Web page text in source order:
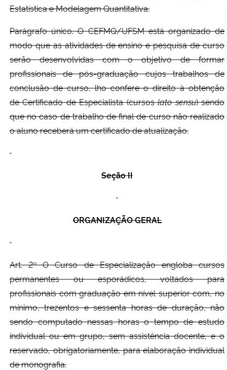
Estatística e Modelagem Quantitativa.
Parágrafo único. O CEFMQ/UFSM está organizado de
modo que as atividades de ensino e pesquisa de curso
serão desenvolvidas com o objetivo de formar
profissionais de pós-graduação cujos trabalhos de
conclusão de curso, lho confere o direito à obtenção
de Certificado de Especialista (cursoslatosensu) sendo
que no caso de trabalho de final de curso não realizado
o aluno receberá um certificado de atualização.
SeçãoII
ORGANIZAÇÃO GERAL
Art. 2º O Curso de Especialização engloba cursos
permanentes ou esporádicos, voltados para
profissionais com graduação em nível superior com, no
mínimo, trezentos e sessenta horas de duração, não
sendo computado nessas horas o tempo de estudo
individual ou em grupo, sem assistência docente, e o
reservado, obrigatoriamente, para elaboração individual
de monografia.